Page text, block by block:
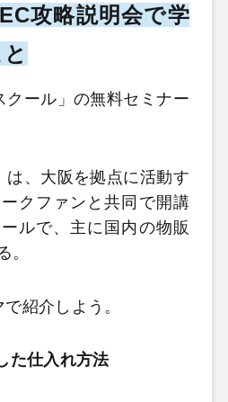
攻略説明会で学
クール」の無料セミナー
は、大阪を拠点に活動す
クファンと共同で開講
ルで、主に国内の物販
。
紹介しよう。
た仕入れ方法